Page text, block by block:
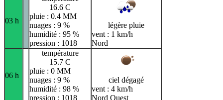
03 h
16.6 C
pluie : 0.4 MM
nuages : 9 %
humidité : 95 %
pression : 1018
légère pluie
vent : 1 km/h
Nord
06 h
température
15.7 C
pluie : 0 MM
nuages : 9 %
humidité : 98 %
pression : 1018
ciel dégagé
vent : 4 km/h
Nord Ouest